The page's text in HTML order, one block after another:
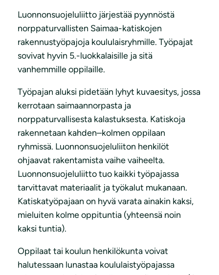
Luonnonsuojeluliitto järjestää pyynnöstä
norppaturvallisten Saimaa-katiskojen
rakennustyöpajoja koululaisryhmille. Työpajat
sovivat hyvin 5.-luokkalaisille ja sitä
vanhemmille oppilaille.
Työpajan aluksi pidetään lyhyt kuvaesitys, jossa
kerrotaan saimaannorpasta ja
norppaturvallisesta kalastuksesta. Katiskoja
rakennetaan kahden–kolmen oppilaan
ryhmissä. Luonnonsuojeluliiton henkilöt
ohjaavat rakentamista vaihe vaiheelta.
Luonnonsuojeluliitto tuo kaikki työpajassa
tarvittavat materiaalit ja työkalut mukanaan.
Katiskatyöpajaan on hyvä varata ainakin kaksi,
mieluiten kolme oppituntia (yhteensä noin
kaksi tuntia).
Oppilaat tai koulun henkilökunta voivat
halutessaan lunastaa koululaistyöpajassa